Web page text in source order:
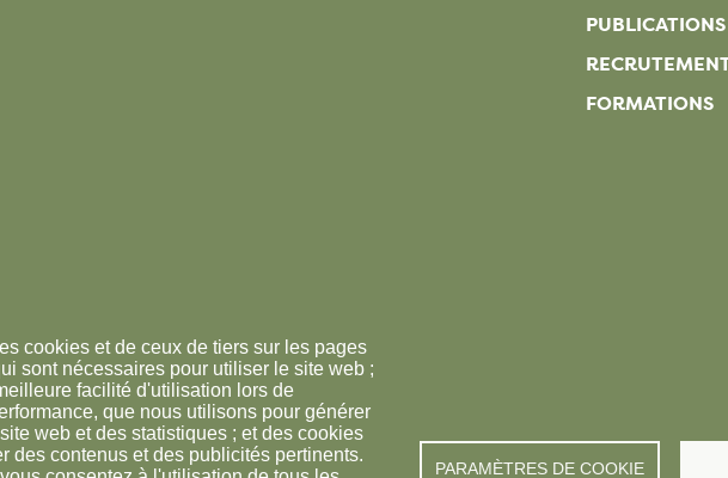
PUBLICATIONS
FORMATIONS
© FREDON 2019 -Mentions
cookies et de ceux de tiers sur les pages
sont nécessaires pour utiliser le site web ;
facilité d'utilisation lors de
que nous utilisons pour générer
web et des statistiques ; et des cookies
des contenus et des publicités pertinents.
PARAMÈTRES DE COOKIE